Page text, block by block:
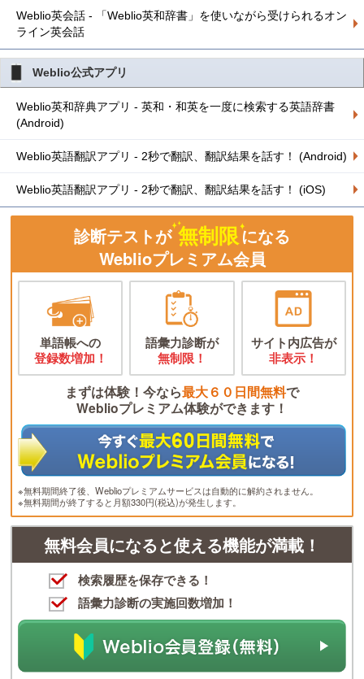
Weblio英会話 - 「Weblio英和辞書」を使いながら受けられるオン
ライン英会話
Weblio公式アプリ
Weblio英和辞典アプリ - 英和・和英を一度に検索する英語辞書
(Android)
Weblio英語翻訳アプリ - 2秒で翻訳、翻訳結果を話す！ (Android)
Weblio英語翻訳アプリ - 2秒で翻訳、翻訳結果を話す！ (iOS)
診断テストが 無制限になる
Weblioプレミアム会員
単語帳への
登録数増加！
語彙力診断が
無制限！
サイト内広告が
非表示！
まずは体験！今なら最大６０日間無料で
Weblioプレミアム体験ができます！
※無料期間終了後、Weblioプレミアムサービスは自動的に解約されません。
※無料期間が終了すると月額330円(税込)が発生します。
無料会員になると使える機能が満載！
検索履歴を保存できる！
語彙力診断の実施回数増加！